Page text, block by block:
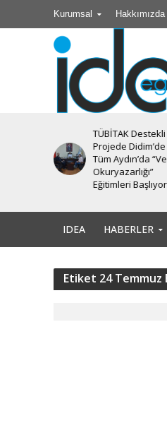
Kurumsal Hakkımızda
TÜBİTAK Destekli
Projede
Tüm Aydın’da
Okuryazarlığı”
Eğitimleri
IDEA HABERLER
Etiket 24 Temmuz